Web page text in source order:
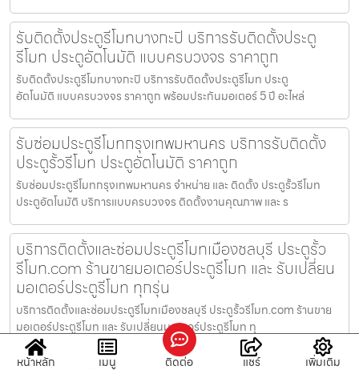
รับติดตั้งประตูรีโมทบางกะปิ บริการรับติดตั้งประตู
รีโมท ประตูอัตโนมัติ แบบครบวงจร ราคาถูก
รับติดตั้งประตูรีโมทบางกะปิ บริการรับติดตั้งประตูรีโมท ประตู
อัตโนมัติ แบบครบวงจร ราคาถูก พร้อมประกันมอเตอร์ 5 ปี อะไหล่
รับซ่อมประตูรีโมทกรุงเทพมหานคร บริการรับติดตั้ง
ประตูรั้วรีโมท ประตูอัตโนมัติ ราคาถูก
รับซ่อมประตูรีโมทกรุงเทพมหานคร จำหน่าย และ ติดตั้ง ประตูรั้วรีโมท
ประตูอัตโนมัติ บริการแบบครบวงจร ติดตั้งงานคุณภาพ และ ร
บริการติดตั้งและซ่อมประตูรีโมทเมืองชลบุรี ประตูรั้ว
รีโมท.com ร้านขายมอเตอร์ประตูรีโมท และ รับเปลี่ยน
มอเตอร์ประตูรีโมท ทุกรุ่น
บริการติดตั้งและซ่อมประตูรีโมทเมืองชลบุรี ประตูรั้วรีโมท.com ร้านขาย
มอเตอร์ประตูรีโมท และ รับเปลี่ยนมอเตอร์ประตูรีโมท ทุ
หน้าหลัก เมนู ติดต่อ แชร์ เพิ่มเติม